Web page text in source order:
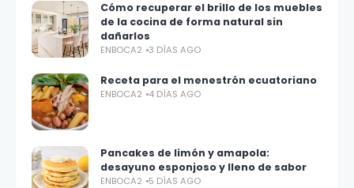
Cómo recuperar el brillo de los muebles
de la cocina de forma natural sin
dañarlos
ENBOCA2 3 DÍAS AGO
Receta para el menestrón ecuatoriano
ENBOCA2 4 DÍAS AGO
Pancakes de limón y amapola:
desayuno esponjoso y lleno de sabor
ENBOCA2 5 DÍAS AGO